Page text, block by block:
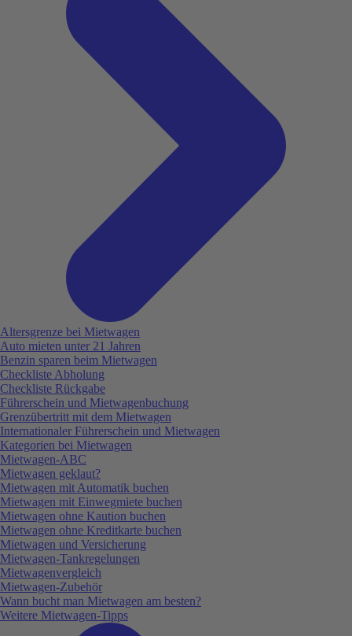
Altersgrenze bei Mietwagen
Auto mieten unter 21 Jahren
Benzin sparen beim Mietwagen
Checkliste Abholung
Checkliste Rückgabe
Führerschein und Mietwagenbuchung
Grenzübertritt mit dem Mietwagen
Internationaler Führerschein und Mietwagen
Kategorien bei Mietwagen
Mietwagen-ABC
Mietwagen geklaut?
Mietwagen mit Automatik buchen
Mietwagen mit Einwegmiete buchen
Mietwagen ohne Kaution buchen
Mietwagen ohne Kreditkarte buchen
Mietwagen und Versicherung
Mietwagen-Tankregelungen
Mietwagenvergleich
Mietwagen-Zubehör
Wann bucht man Mietwagen am besten?
Weitere Mietwagen-Tipps